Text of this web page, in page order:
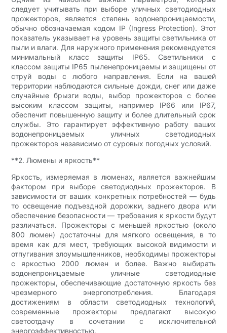
следует учитывать при выборе уличных светодиодных
прожекторов, является степень водонепроницаемости,
обычно обозначаемая кодом IP (Ingress Protection). Этот
показатель указывает на уровень защиты светильника от
пыли и влаги. Для наружного применения рекомендуется
минимальный класс защиты IP65. Светильники с
классом защиты IP65 пыленепроницаемы и защищены от
струй воды с любого направления. Если на вашей
территории наблюдаются сильные дожди, снег или даже
случайные брызги воды, выбор прожекторов с более
высоким классом защиты, например IP66 или IP67,
обеспечит повышенную защиту и более длительный срок
службы. Это гарантирует эффективную работу ваших
водонепроницаемых уличных светодиодных
прожекторов независимо от суровых погодных условий.
**2. Люмены и яркость**
Яркость, измеряемая в люменах, является важнейшим
фактором при выборе светодиодных прожекторов. В
зависимости от ваших конкретных потребностей — будь
то освещение подъездной дорожки, заднего двора или
обеспечение безопасности — требования к яркости будут
различаться. Прожекторы с меньшей яркостью (около
800 люмен) достаточны для мягкого освещения, в то
время как для мест, требующих высокой видимости и
отпугивания злоумышленников, необходимы прожекторы
с яркостью 2000 люмен и более. Важно выбирать
водонепроницаемые уличные светодиодные
прожекторы, обеспечивающие достаточную яркость без
чрезмерного энергопотребления. Благодаря
достижениям в области светодиодных технологий,
современные прожекторы предлагают высокую
светоотдачу в сочетании с исключительной
энергоэффективностью.